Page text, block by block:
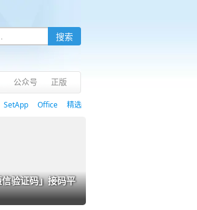
公众号 正版
SetApp Office 精选
验证码」接码平